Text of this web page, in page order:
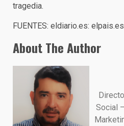
tragedia.
FUENTES: eldiario.es: elpais.es
About The Author
Social